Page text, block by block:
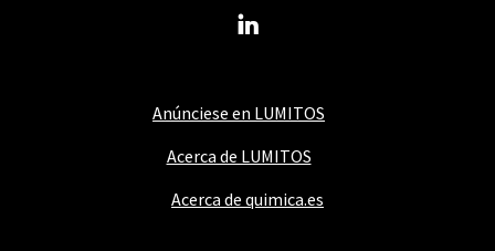
Anúnciese en LUMITOS
Acerca de LUMITOS
Acerca de quimica.es